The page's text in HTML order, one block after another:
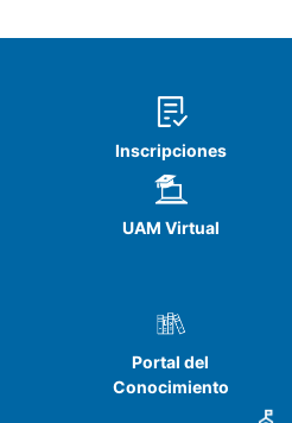
Inscripciones
UAM Virtual
Portal del
Conocimiento